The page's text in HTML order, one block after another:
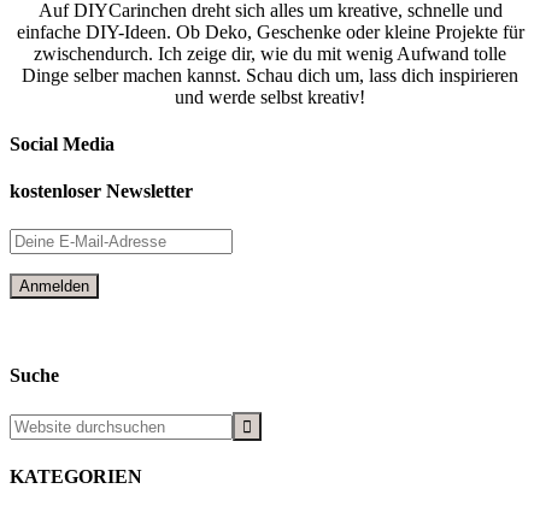
Auf DIYCarinchen dreht sich alles um kreative, schnelle und
einfache DIY-Ideen. Ob Deko, Geschenke oder kleine Projekte für
zwischendurch. Ich zeige dir, wie du mit wenig Aufwand tolle
Dinge selber machen kannst. Schau dich um, lass dich inspirieren
und werde selbst kreativ!
Social Media
kostenloser Newsletter
Suche
KATEGORIEN